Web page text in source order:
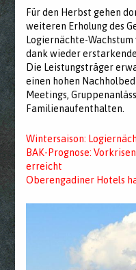
Für den Herbst gehen
weiteren Erholung des
Logiernächte-
dank wieder
Die Leistungsträger
einen hohen
Meetings,
Familienaufenthalten.
Wintersaison:
BAK-Prognose:
erreicht
Oberengadiner Hotels